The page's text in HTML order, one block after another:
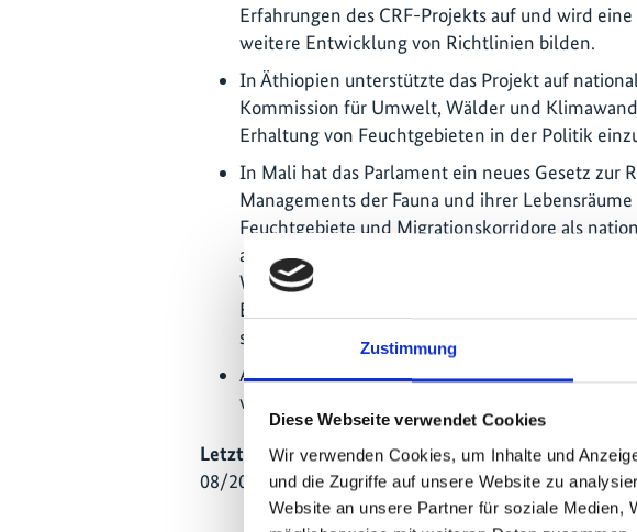
Zustimmung
Diese Webseite verwendet Cookies
Wir verwenden Cookies, um Inhalte und
und die Zugriffe auf unsere Website zu
Website an unsere Partner für soziale Medien,
Erfahrungen des CRF-Projekts auf und wird
weitere Entwicklung von Richtlinien bilden.
In Äthiopien unterstützte das Projekt auf
Kommission für Umwelt, Wälder und
Erhaltung von Feuchtgebieten in der Politik
In Mali hat das Parlament ein neues Gesetz zur
Managements der Fauna und ihrer
Feuchtgebiete und Migrationskorridore als
anerkennt (Artikel 9) und den Schutz regionaler
Wildtierrefugien vorsieht (Artikel 10), wodurch
Bewirtschaftung des inneren Nigerdeltas und
stärker unterstützt wird.
Als unmittelbare Folge des Naturschutzes im
wurden im Jahr 2020 dreimal mehr nistende
Letzte Aktualisierung:
08/2026